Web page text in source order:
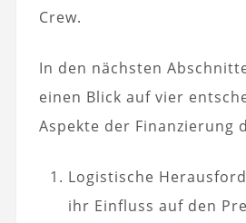
Crew.
In den nächsten
einen Blick auf vier
Aspekte der Finanzierung
Logistische
ihr Einfluss auf den